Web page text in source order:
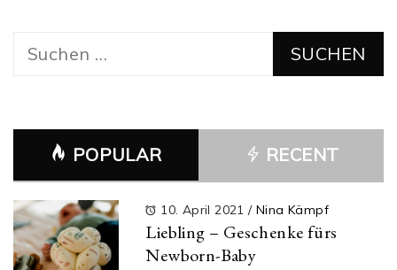
Suchen
POPULAR RECENT
10. April 2021/ Nina Kämpf
Liebling – Geschenke fürs
Newborn-Baby